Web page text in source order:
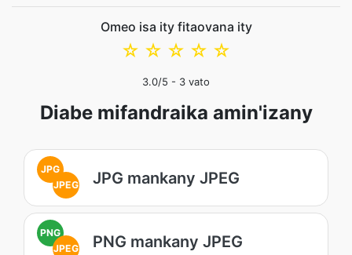
Omeo isa ity fitaovana ity
☆
☆
☆
☆
☆
3.0/5 - 3 vato
Diabe mifandraika amin'izany
JPG
JPEG
JPG mankany JPEG
PNG
JPEG
PNG mankany JPEG